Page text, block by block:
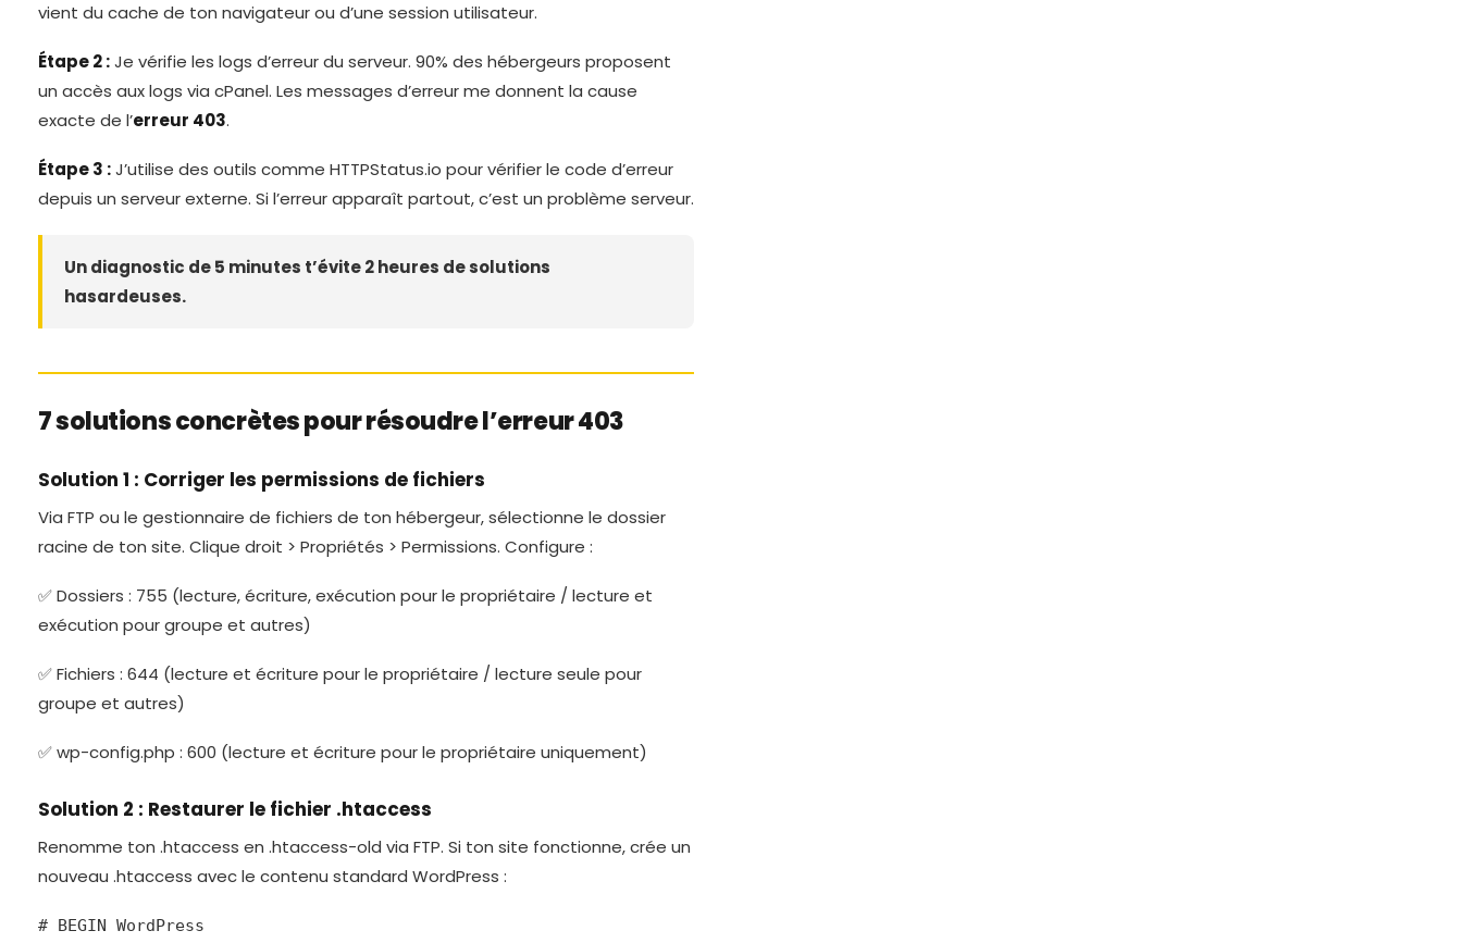
vient du cache de ton navigateur ou d’une session utilisateur.
Étape 2 :Je vérifie les logs d’erreur du serveur. 90% des hébergeurs proposent
un accès aux logs via cPanel. Les messages d’erreur me donnent la cause
exacte de l’erreur 403.
Étape 3 :J’utilise des outils comme HTTPStatus.io pour vérifier le code d’erreur
depuis un serveur externe. Si l’erreur apparaît partout, c’est un problème serveur.
Un diagnostic de 5 minutes t’évite 2 heures de solutions
hasardeuses.
7 solutions concrètes pour résoudre l’erreur 403
Solution 1 : Corriger les permissions de fichiers
Via FTP ou le gestionnaire de fichiers de ton hébergeur, sélectionne le dossier
racine de ton site. Clique droit > Propriétés > Permissions. Configure :
✅ Dossiers : 755 (lecture, écriture, exécution pour le propriétaire / lecture et
exécution pour groupe et autres)
✅ Fichiers : 644 (lecture et écriture pour le propriétaire / lecture seule pour
groupe et autres)
✅ wp-config.php : 600 (lecture et écriture pour le propriétaire uniquement)
Solution 2 : Restaurer le fichier .htaccess
Renomme ton .htaccess en .htaccess-old via FTP. Si ton site fonctionne, crée un
nouveau .htaccess avec le contenu standard WordPress :
# BEGIN WordPress